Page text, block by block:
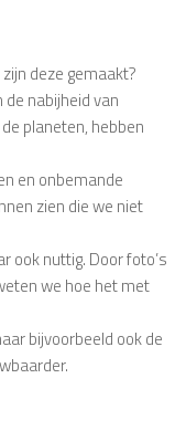
deze gemaakt?
de nabijheid van
planeten, hebben
en onbemande
zien die we niet
ook nuttig. Door foto’s
we hoe het met
bijvoorbeeld ook de